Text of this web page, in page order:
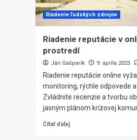
Riadenie ľudských zdrojov
Riadenie reputácie v
prostredí
Ján Gašparík 9. apríla 2025
Riadenie reputácie online
monitoring, rýchle odpovede a
Zvládnite recenzie a tvorbu
jasným plánom krízovej
Čítať ďalej